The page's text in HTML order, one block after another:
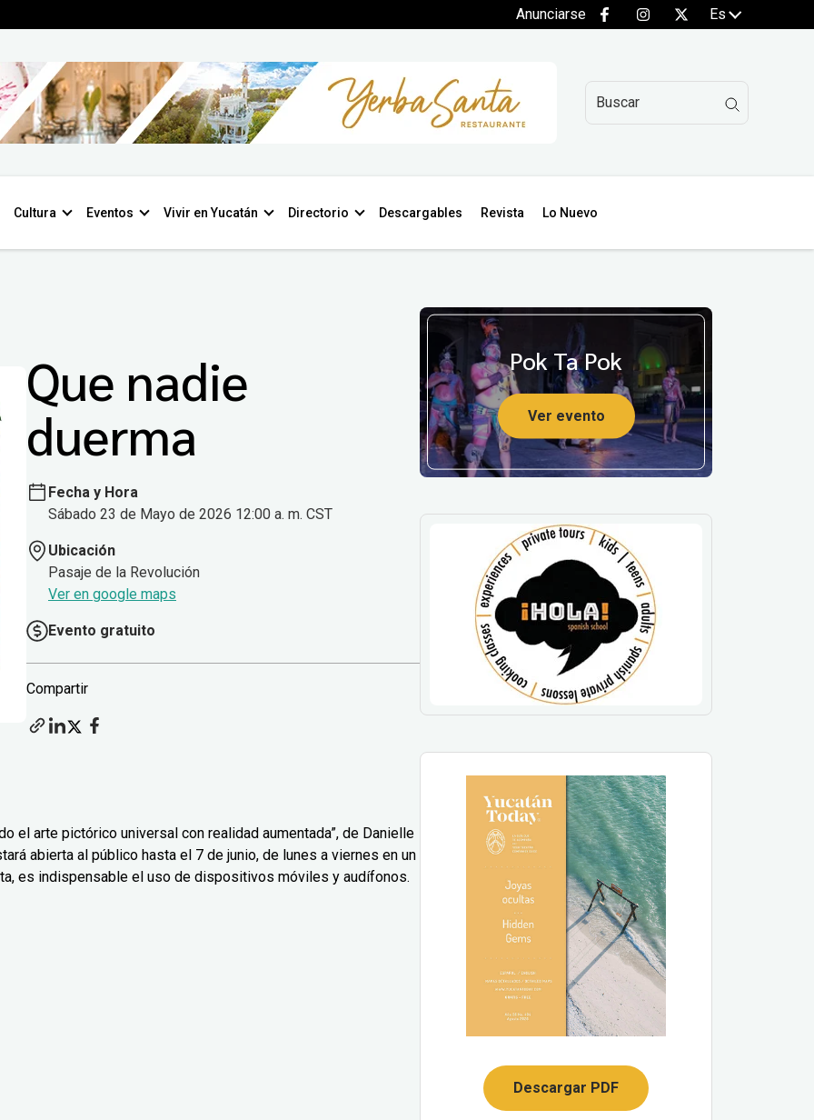
Anunciarse Es
Cultura Eventos Vivir en Yucatán Directorio Descargables Revista Lo Nuevo
Que nadie
duerma
Fecha y Hora
Sábado 23 de Mayo de 2026 12:00 a. m. CST
Ubicación
Pasaje de la Revolución
Ver en google maps
Evento gratuito
Compartir
el arte pictórico universal con realidad aumentada”, de Danielle
abierta al público hasta el 7 de junio, de lunes a viernes en un
es indispensable el uso de dispositivos móviles y audífonos.
Pok Ta Pok
Ver evento
Descargar PDF